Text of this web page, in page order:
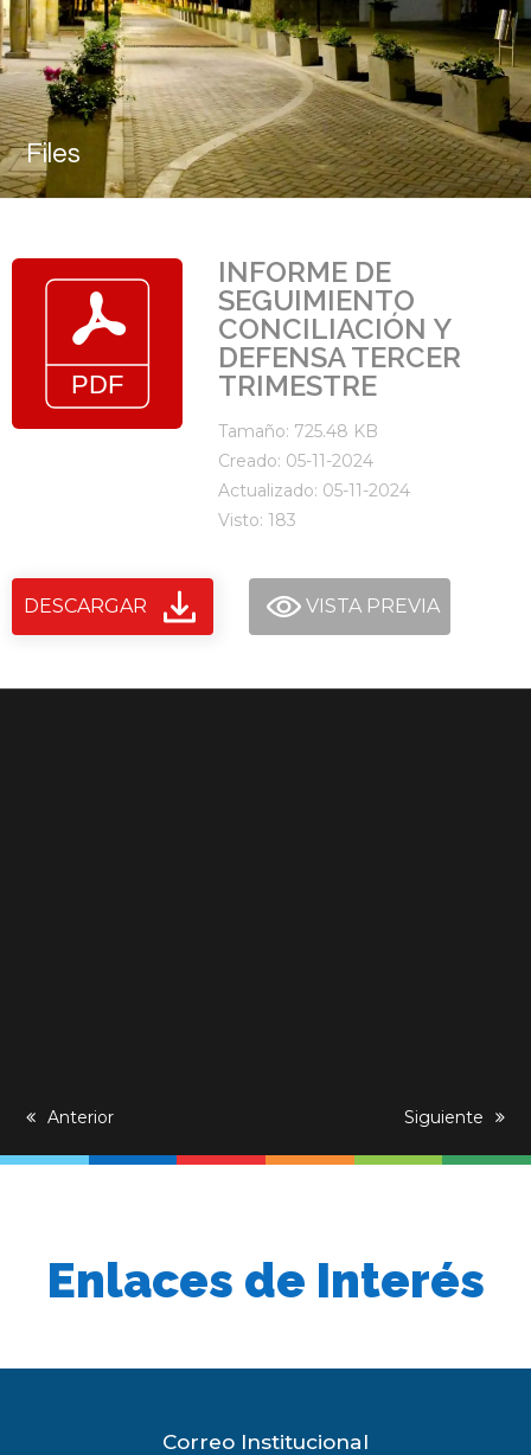
Files
INFORME DE
SEGUIMIENTO
CONCILIACIÓN Y
DEFENSA TERCER
TRIMESTRE
Tamaño: 725.48 KB
Creado: 05-11-2024
Actualizado: 05-11-2024
Visto: 183
DESCARGAR VISTA PREVIA
previous
Anterior
next
Siguiente
Enlaces de Interés
Correo Institucional